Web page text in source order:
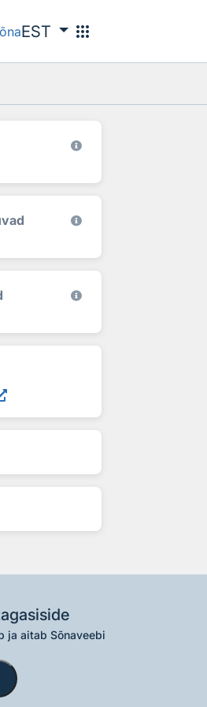
EST apps
ja aitab Sõnaveebi